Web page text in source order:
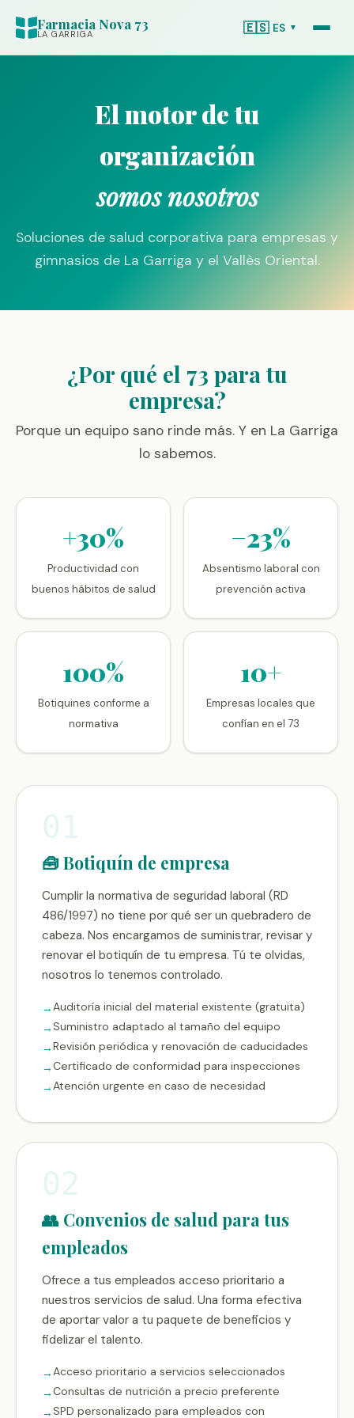
Farmacia Nova 73
LA GARRIGA 🇪🇸 ES ▼
El motor de tu
organización
somos nosotros
Soluciones de salud corporativa para empresas y
gimnasios de La Garriga y el Vallès Oriental.
¿Por qué el 73 para tu
empresa?
Porque un equipo sano rinde más. Y en La Garriga
lo sabemos.
+30%
Productividad con
buenos hábitos de salud
−23%
Absentismo laboral con
prevención activa
100%
Botiquines conforme a
normativa
10+
Empresas locales que
confían en el 73
01
🧰 Botiquín de empresa
Cumplir la normativa de seguridad laboral (RD
486/1997) no tiene por qué ser un quebradero de
cabeza. Nos encargamos de suministrar, revisar y
renovar el botiquín de tu empresa. Tú te olvidas,
nosotros lo tenemos controlado.
Auditoría inicial del material existente (gratuita)
Suministro adaptado al tamaño del equipo
Revisión periódica y renovación de caducidades
Certificado de conformidad para inspecciones
Atención urgente en caso de necesidad
02
👥 Convenios de salud para tus
empleados
Ofrece a tus empleados acceso prioritario a
nuestros servicios de salud. Una forma efectiva
de aportar valor a tu paquete de beneficios y
fidelizar el talento.
Acceso prioritario a servicios seleccionados
Consultas de nutrición a precio preferente
SPD personalizado para empleados con